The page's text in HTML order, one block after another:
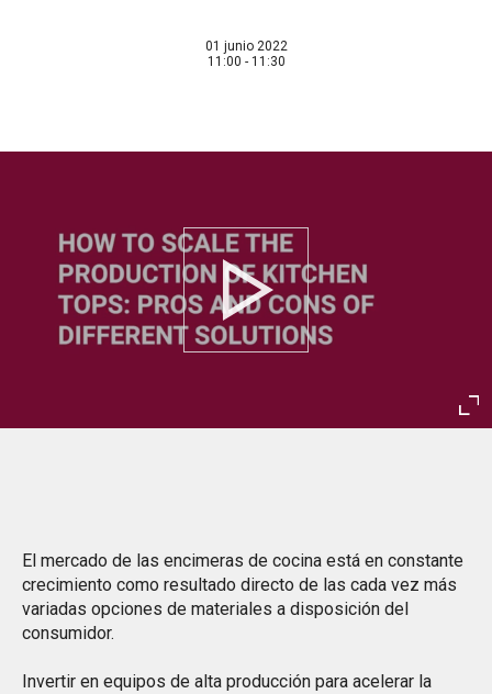
01 junio 2022
11:00 - 11:30
Play
El mercado de las encimeras de cocina está en constante
crecimiento como resultado directo de las cada vez más
variadas opciones de materiales a disposición del
consumidor.
Invertir en equipos de alta producción para acelerar la